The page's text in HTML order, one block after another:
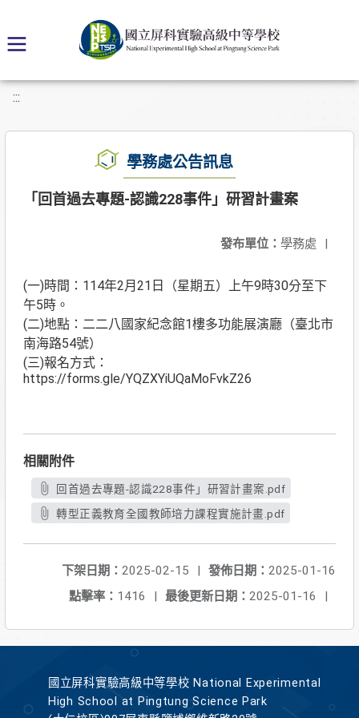
:::
學務處公告訊息
「回首過去專題-認識228事件」研習計畫案
發布單位： 學務處 |
(一)時間：114年2月21日（星期五）上午9時30分至下
午5時。
(二)地點：二二八國家紀念館1樓多功能展演廳（臺北市
南海路54號）
(三)報名方式：
https://forms.gle/YQZXYiUQaMoFvkZ26
相關附件
回首過去專題-認識228事件」研習計畫案.pdf
轉型正義教育全國教師培力課程實施計畫.pdf
發佈日期： 2025-01-16
下架日期： 2025-02-15
|
最後更新日期： 2025-01-16 |
點擊率： 1416 |
國立屏科實驗高級中等學校 National Experimental
High School at Pingtung Science Park